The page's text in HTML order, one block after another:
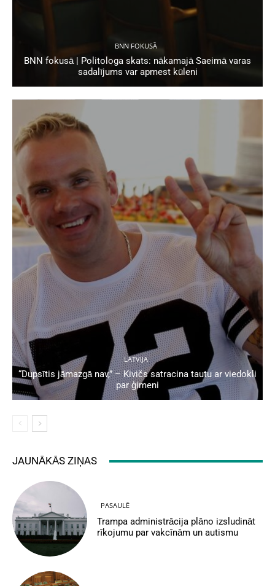
BNN FOKUSĀ
BNN fokusā | Politologa skats: nākamajā Saeimā varas
sadalījums var apmest kūleni
LATVIJA
“Dupsītis jāmazgā nav,” – Kivičs satracina tautu ar viedokli
par ģimeni
JAUNĀKĀS ZIŅAS
PASAULĒ
Trampa administrācija plāno izsludināt
rīkojumu par vakcīnām un autismu